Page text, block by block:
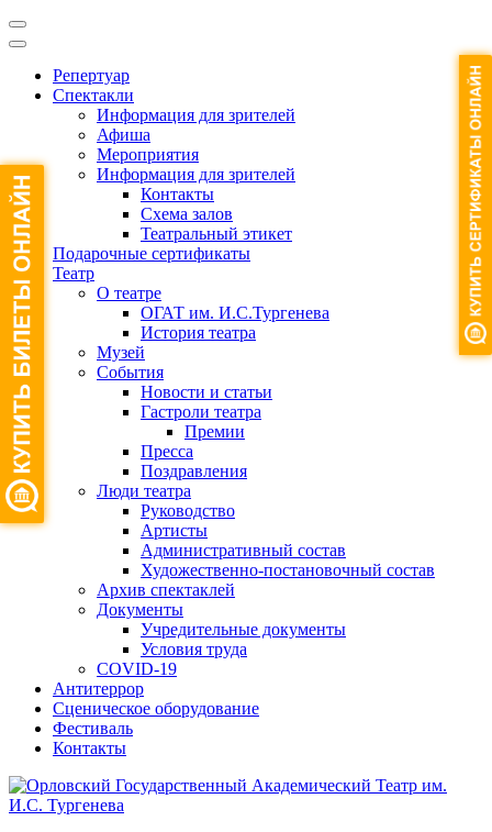
Репертуар
Спектакли
Информация для зрителей
Афиша
Мероприятия
Информация для зрителей
Контакты
Схема залов
Театральный этикет
Подарочные сертификаты
Театр
О театре
ОГАТ им. И.С.Тургенева
История театра
Музей
События
Новости и статьи
Гастроли театра
Премии
Пресса
Поздравления
Люди театра
Руководство
Артисты
Административный состав
Художественно-постановочный состав
Архив спектаклей
Документы
Учредительные документы
Условия труда
COVID-19
Антитеррор
Сценическое оборудование
Фестиваль
Контакты